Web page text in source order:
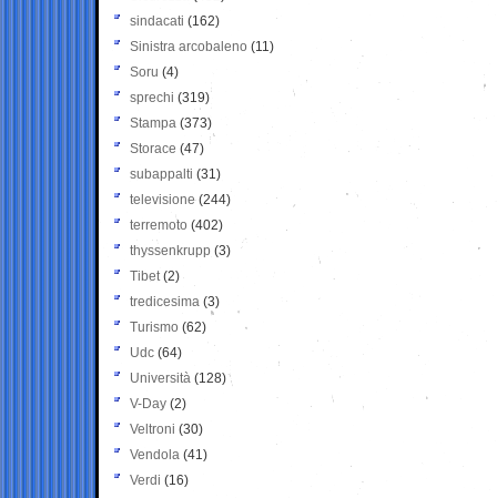
sindacati (162)
Sinistra arcobaleno (11)
Soru (4)
sprechi (319)
Stampa (373)
Storace (47)
subappalti (31)
televisione(244)
terremoto (402)
thyssenkrupp (3)
Tibet(2)
tredicesima (3)
Turismo (62)
Udc (64)
Università (128)
V-Day (2)
Veltroni (30)
Vendola (41)
Verdi (16)